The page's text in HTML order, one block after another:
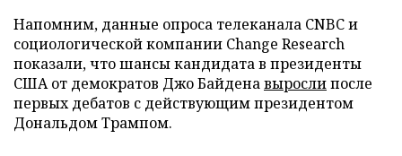
Напомним, данные опроса телеканала CNBC и
социологической компании Change Research
показали, что шансы кандидата в президенты
США от демократов Джо Байденавырослипосле
первых дебатов с действующим президентом
Дональдом Трампом.